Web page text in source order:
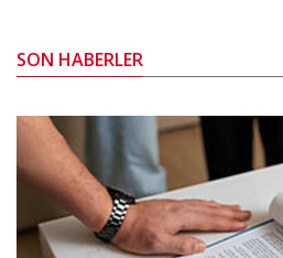
SON HABERLER